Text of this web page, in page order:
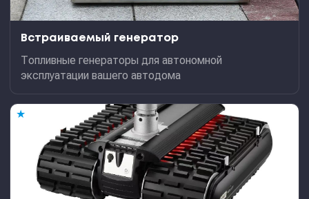
Встраиваемый генератор
Топливные генераторы для автономной
эксплуатации вашего автодома
★